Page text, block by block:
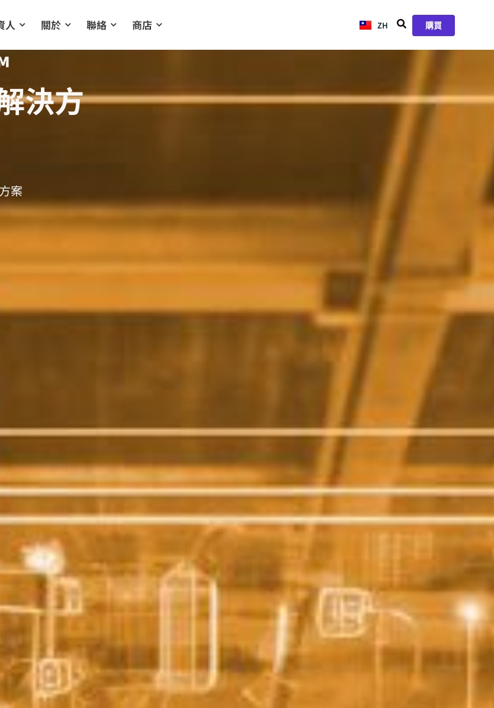
人 關於 聯絡 商店 ZH
JA 購買
決方
案